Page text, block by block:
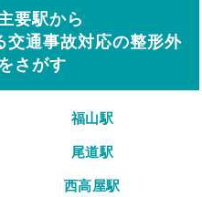
要駅から
通事故対応の整形外
さがす
福山駅
尾道駅
西高屋駅